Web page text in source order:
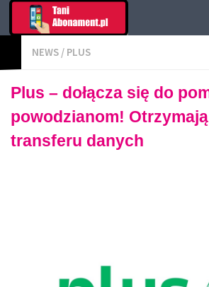
NEWS / PLUS
Plus – dołącza się do
powodzianom!
transferu danych